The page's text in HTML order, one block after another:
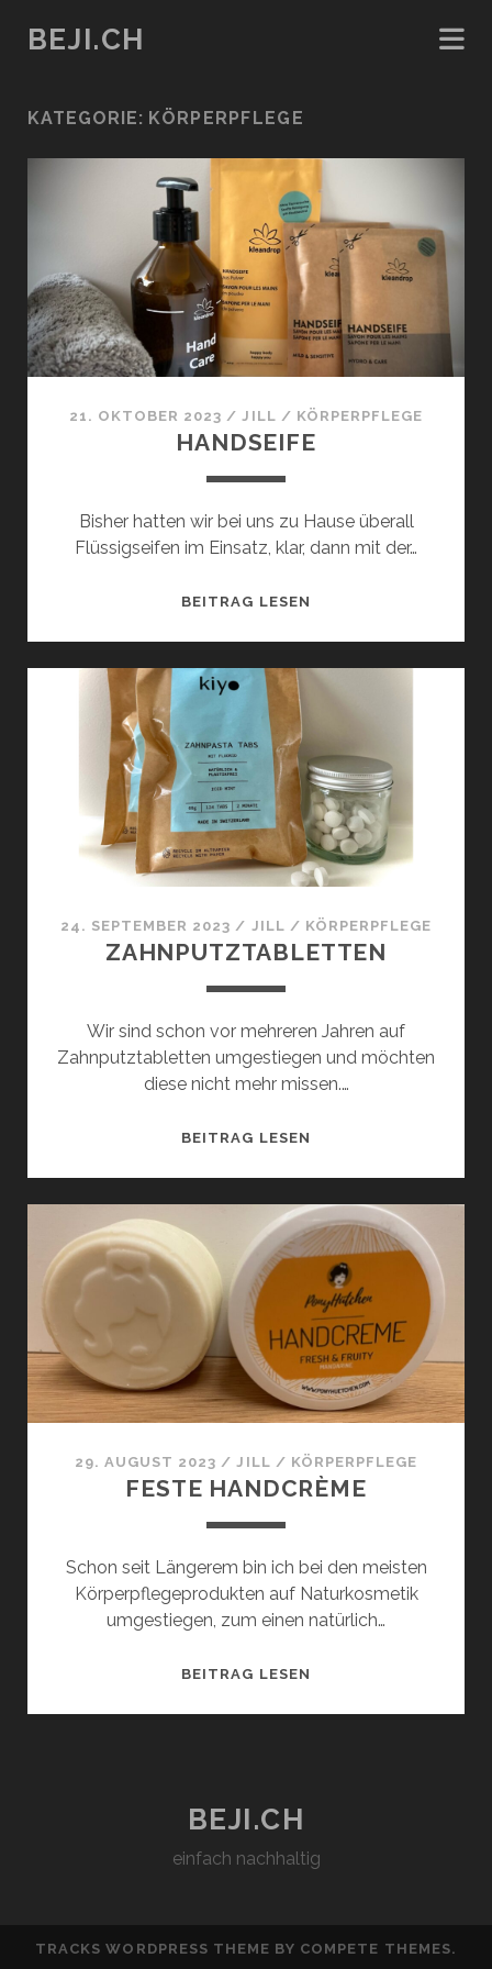
BEJI.CH
KATEGORIE: KÖRPERPFLEGE
21. OKTOBER 2023 /JILL / KÖRPERPFLEGE
HANDSEIFE
Bisher hatten wir bei uns zu Hause überall
Flüssigseifen im Einsatz, klar, dann mit der…
BEITRAG LESEN
24. SEPTEMBER 2023 / JILL / KÖRPERPFLEGE
ZAHNPUTZTABLETTEN
Wir sind schon vor mehreren Jahren auf
Zahnputztabletten umgestiegen und möchten
diese nicht mehr missen.…
BEITRAG LESEN
29. AUGUST 2023 /JILL / KÖRPERPFLEGE
FESTE HANDCRÈME
Schon seit Längerem bin ich bei den meisten
Körperpflegeprodukten auf Naturkosmetik
umgestiegen, zum einen natürlich…
BEITRAG LESEN
BEJI.CH
einfach nachhaltig
TRACKS WORDPRESS THEME BY COMPETE THEMES.